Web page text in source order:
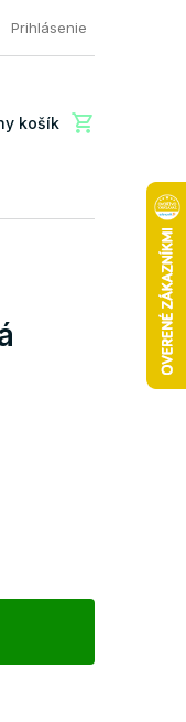
otázky zákazníkov
Prihlásenie
Nákupný
košík